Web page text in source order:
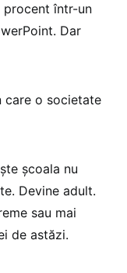
procent într-un
Dar
care o societate
școala nu
Devine adult.
sau mai
de astăzi.